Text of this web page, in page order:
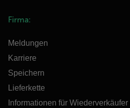
Firma:
Meldungen
Karriere
Speichern
Lieferkette
Informationen für